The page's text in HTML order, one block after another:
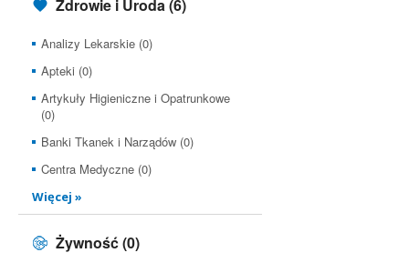
Zdrowie i Uroda(6)
Analizy Lekarskie (0)
Apteki (0)
Artykuły Higieniczne i Opatrunkowe
(0)
Banki Tkanek i Narządów (0)
Centra Medyczne (0)
Więcej »
Żywność(0)